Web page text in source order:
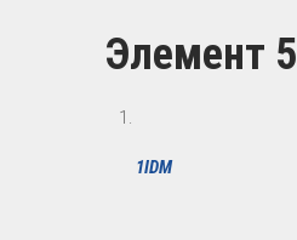
Элемент 5
1IDM